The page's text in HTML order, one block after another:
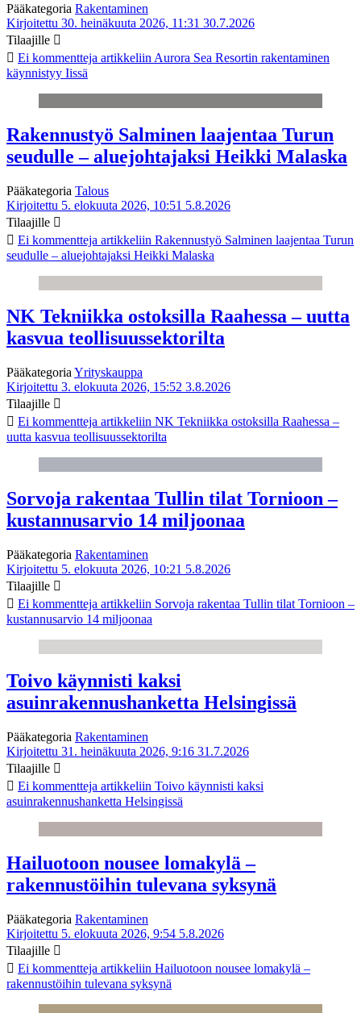
Pääkategoria Rakentaminen
Kirjoitettu 30. heinäkuuta 2026, 11:31 30.7.2026
Tilaajille
Ei kommentteja artikkeliin Aurora Sea Resortin rakentaminen
käynnistyy Iissä
Rakennustyö Salminen laajentaa Turun
seudulle – aluejohtajaksi Heikki Malaska
Pääkategoria Talous
Kirjoitettu 5. elokuuta 2026, 10:51 5.8.2026
Tilaajille
Ei kommentteja artikkeliin Rakennustyö Salminen laajentaa Turun
seudulle – aluejohtajaksi Heikki Malaska
NK Tekniikka ostoksilla Raahessa – uutta
kasvua teollisuussektorilta
Pääkategoria Yrityskauppa
Kirjoitettu 3. elokuuta 2026, 15:52 3.8.2026
Tilaajille
Ei kommentteja artikkeliin NK Tekniikka ostoksilla Raahessa –
uutta kasvua teollisuussektorilta
Sorvoja rakentaa Tullin tilat Tornioon –
kustannusarvio 14 miljoonaa
Pääkategoria Rakentaminen
Kirjoitettu 5. elokuuta 2026, 10:21 5.8.2026
Tilaajille
Ei kommentteja artikkeliin Sorvoja rakentaa Tullin tilat Tornioon –
kustannusarvio 14 miljoonaa
Toivo käynnisti kaksi
asuinrakennushanketta Helsingissä
Pääkategoria Rakentaminen
Kirjoitettu 31. heinäkuuta 2026, 9:16 31.7.2026
Tilaajille
Ei kommentteja artikkeliin Toivo käynnisti kaksi
asuinrakennushanketta Helsingissä
Hailuotoon nousee lomakylä –
rakennustöihin tulevana syksynä
Pääkategoria Rakentaminen
Kirjoitettu 5. elokuuta 2026, 9:54 5.8.2026
Tilaajille
Ei kommentteja artikkeliin Hailuotoon nousee lomakylä –
rakennustöihin tulevana syksynä